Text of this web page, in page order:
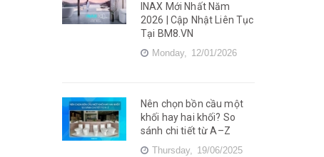
INAX Mới Nhất Năm
2026 | Cập Nhật Liên Tục
Tại BM8.VN
Monday, 12/01/2026
Nên chọn bồn cầu một
khối hay hai khối? So
sánh chi tiết từ A–Z
Thursday, 19/06/2025